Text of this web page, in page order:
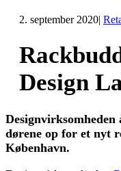
2. september 2020|
Design
dørene op for et nyt
København.